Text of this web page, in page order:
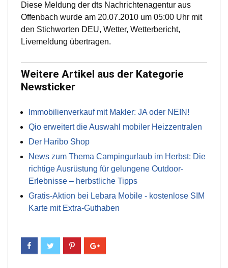
Diese Meldung der dts Nachrichtenagentur aus
Offenbach wurde am 20.07.2010 um 05:00 Uhr mit
den Stichworten DEU, Wetter, Wetterbericht,
Livemeldung übertragen.
Weitere Artikel aus der Kategorie
Newsticker
Immobilienverkauf mit Makler: JA oder NEIN!
Qio erweitert die Auswahl mobiler Heizzentralen
Der Haribo Shop
News zum Thema Campingurlaub im Herbst: Die
richtige Ausrüstung für gelungene Outdoor-
Erlebnisse – herbstliche Tipps
Gratis-Aktion bei Lebara Mobile - kostenlose SIM
Karte mit Extra-Guthaben